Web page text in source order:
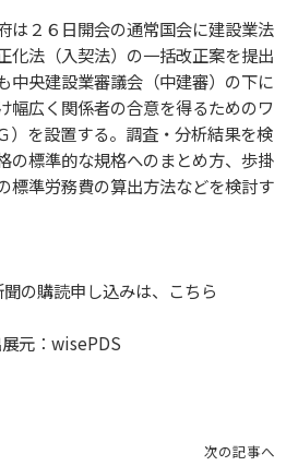
は２６日開会の通常国会に建設業法
化法（入契法）の一括改正案を提出
中央建設業審議会（中建審）の下に
幅広く関係者の合意を得るためのワ
）を設置する。調査・分析結果を検
の標準的な規格へのまとめ方、歩掛
標準労務費の算出方法などを検討す
の購読申し込みは、 こちら
元： wisePDS
次の記事へ